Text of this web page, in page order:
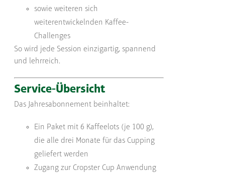
sowie weiteren sich
weiterentwickelnden Kaffee-
Challenges
So wird jede Session einzigartig, spannend
und lehrreich.
Service-Übersicht
Das Jahresabonnement beinhaltet:
Ein Paket mit 6 Kaffeelots (je 100 g),
die alle drei Monate für das Cupping
geliefert werden
Zugang zur Cropster Cup Anwendung